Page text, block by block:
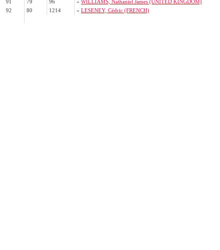
91 79 96 » WILLIAMS, Nathaniel James (UNITED KINGDOM)
92
80 1214 » LESENEY, Cédric (FRENCH)